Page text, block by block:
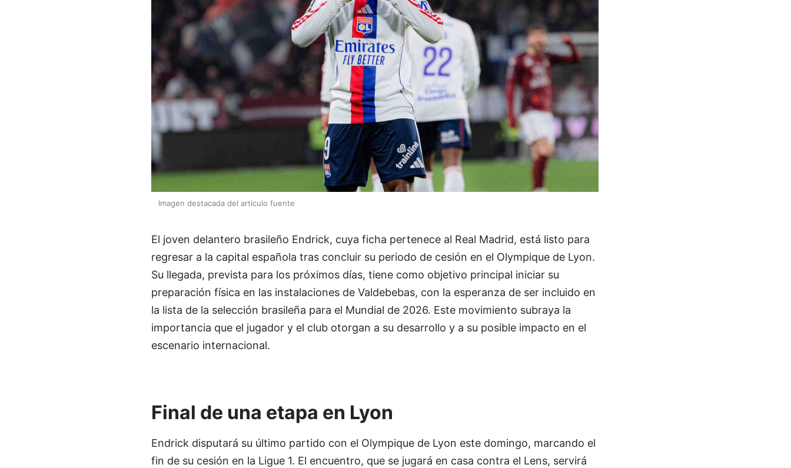
Imagen destacada del articulo fuente
El joven delantero brasileño Endrick, cuya ficha pertenece al Real Madrid, está listo para
regresar a la capital española tras concluir su periodo de cesión en el Olympique de Lyon.
Su llegada, prevista para los próximos días, tiene como objetivo principal iniciar su
preparación física en las instalaciones de Valdebebas, con la esperanza de ser incluido en
la lista de la selección brasileña para el Mundial de 2026. Este movimiento subraya la
importancia que el jugador y el club otorgan a su desarrollo y a su posible impacto en el
escenario internacional.
Final de una etapa en Lyon
Endrick disputará su último partido con el Olympique de Lyon este domingo, marcando el
fin de su cesión en la Ligue 1. El encuentro, que se jugará en casa contra el Lens, servirá